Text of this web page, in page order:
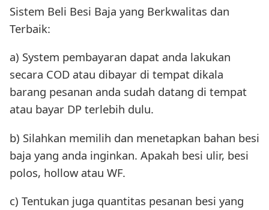
Sistem Beli Besi Baja yang Berkwalitas dan
Terbaik:
a) System pembayaran dapat anda lakukan
secara COD atau dibayar di tempat dikala
barang pesanan anda sudah datang di tempat
atau bayar DP terlebih dulu.
b) Silahkan memilih dan menetapkan bahan besi
baja yang anda inginkan. Apakah besi ulir, besi
polos, hollow atau WF.
c) Tentukan juga quantitas pesanan besi yang